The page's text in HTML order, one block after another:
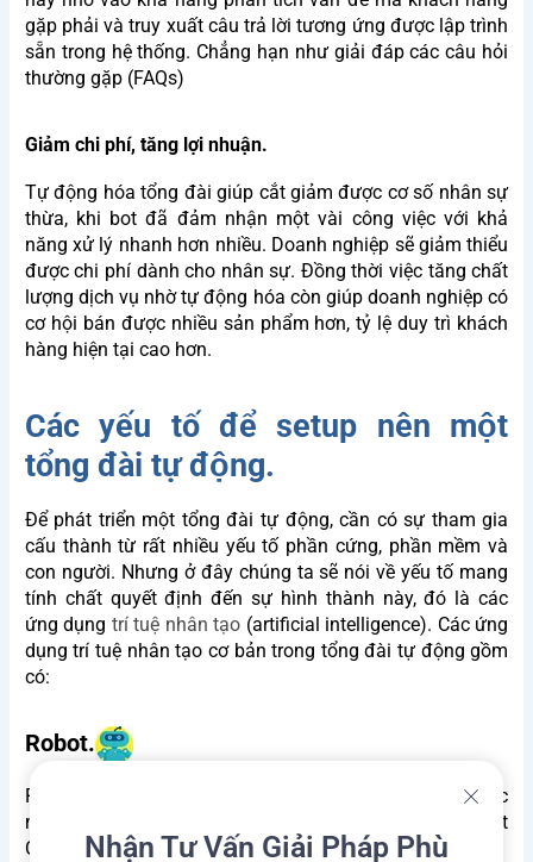
gặp phải và truy xuất câu trả lời tương ứng được lập trình
sẵn trong hệ thống. Chẳng hạn như giải đáp các câu hỏi
thường gặp (FAQs)
Giảm chi phí, tăng lợi nhuận.
Tự động hóa tổng đài giúp cắt giảm được cơ số nhân sự
thừa, khi bot đã đảm nhận một vài công việc với khả
năng xử lý nhanh hơn nhiều. Doanh nghiệp sẽ giảm thiểu
được chi phí dành cho nhân sự. Đồng thời việc tăng chất
lượng dịch vụ nhờ tự động hóa còn giúp doanh nghiệp có
cơ hội bán được nhiều sản phẩm hơn, tỷ lệ duy trì khách
hàng hiện tại cao hơn.
Các yếu tố để setup nên một
tổng đài tự động.
Để phát triển một tổng đài tự động, cần có sự tham gia
cấu thành từ rất nhiều yếu tố phần cứng, phần mềm và
con người. Nhưng ở đây chúng ta sẽ nói về yếu tố mang
tính chất quyết định đến sự hình thành này, đó là các
ứng dụng trí tuệ nhân tạo (artificial intelligence). Các ứng
dụng trí tuệ nhân tạo cơ bản trong tổng đài tự động gồm
có:
Robot.
Robot dẫn thay thế con người ở một số công việc thuộc
nhiều lĩnh vực khác nhau trong cuộc sống. Trong Contact
Center tự động, có sự tham gia của 2 Bot quan trọng:
Nhận Tư Vấn Giải Pháp Phù